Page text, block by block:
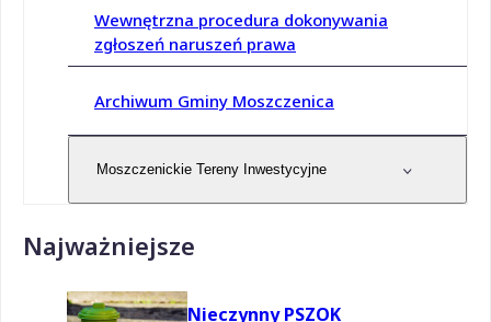
Wewnętrzna procedura dokonywania
zgłoszeń naruszeń prawa
Archiwum Gminy Moszczenica
Moszczenickie Tereny Inwestycyjne
Najważniejsze
Nieczynny PSZOK